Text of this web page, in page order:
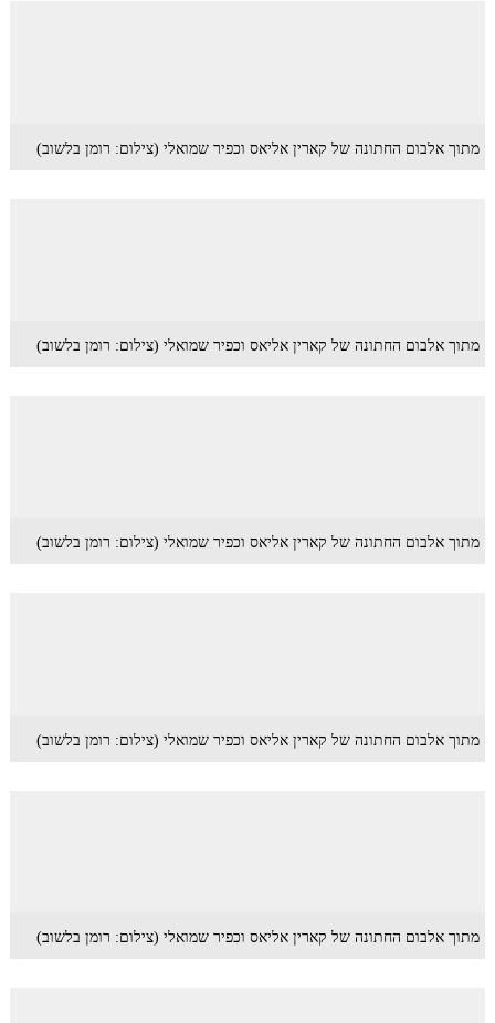
מתוך אלבום החתונה של קארין אליאס וכפיר שמואלי (צילום: רומן בלשוב)
מתוך אלבום החתונה של קארין אליאס וכפיר שמואלי (צילום: רומן בלשוב)
מתוך אלבום החתונה של קארין אליאס וכפיר שמואלי (צילום: רומן בלשוב)
מתוך אלבום החתונה של קארין אליאס וכפיר שמואלי (צילום: רומן בלשוב)
מתוך אלבום החתונה של קארין אליאס וכפיר שמואלי (צילום: רומן בלשוב)